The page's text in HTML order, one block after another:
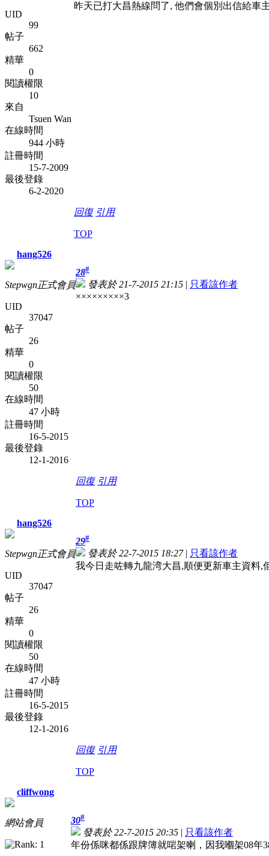
UID
99
帖子
662
精華
0
閱讀權限
10
來自
Tsuen Wan
在線時間
944 小時
註冊時間
15-7-2009
最後登錄
6-2-2020
昨天已打大昌熱線問了, 他們會個別出信給車
回復 引用
TOP
hang526
Stepwgn正式會員
UID
37047
帖子
26
精華
0
閱讀權限
50
在線時間
47 小時
註冊時間
16-5-2015
最後登錄
12-1-2016
28#
發表於 21-7-2015 21:15 | 只看該作者
×××××××××3
回復 引用
TOP
hang526
Stepwgn正式會員
UID
37047
帖子
26
精華
0
閱讀權限
50
在線時間
47 小時
註冊時間
16-5-2015
最後登錄
12-1-2016
29#
發表於 22-7-2015 18:27| 只看該作者
我今日走咗轉九龍湾大昌,順便更新車主資料
回復 引用
TOP
cliffwong
網站會員 30#
發表於 22-7-2015 20:35 | 只看該作者
年份係咪都係跟牌簿就啱架喇，因我嗰架08年